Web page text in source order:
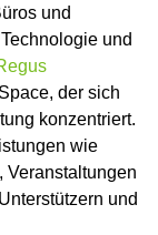
und
und
der sich
konzentriert.
wie
Veranstaltungen
und